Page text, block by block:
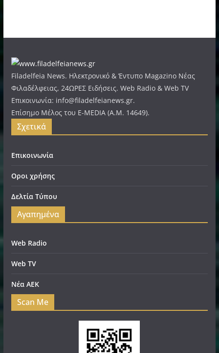
Filadelfeia News. Ηλεκτρονικό & Έντυπο Magazino Νέας
Φιλαδέλφειας, 24ΩΡΕΣ Ειδήσεις. Web Radio & Web TV
Επικοινωνία: info@filadelfeianews.gr.
Επίσημο Μέλος του E-MEDIA (A.M. 14649).
Σχετικά
Επικοινωνία
Οροι χρήσης
Δελτία Τύπου
Αγαπημένα
Web Radio
Web TV
Νέα ΑΕΚ
Scan Me